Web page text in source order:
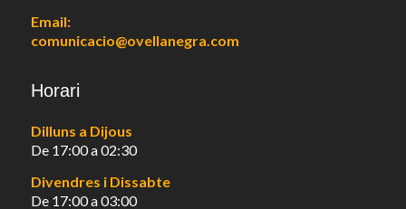
Email:
comunicacio@ovellanegra.com
Horari
Dilluns a Dijous
De 17:00 a 02:30
Divendres i Dissabte
De 17:00 a 03:00